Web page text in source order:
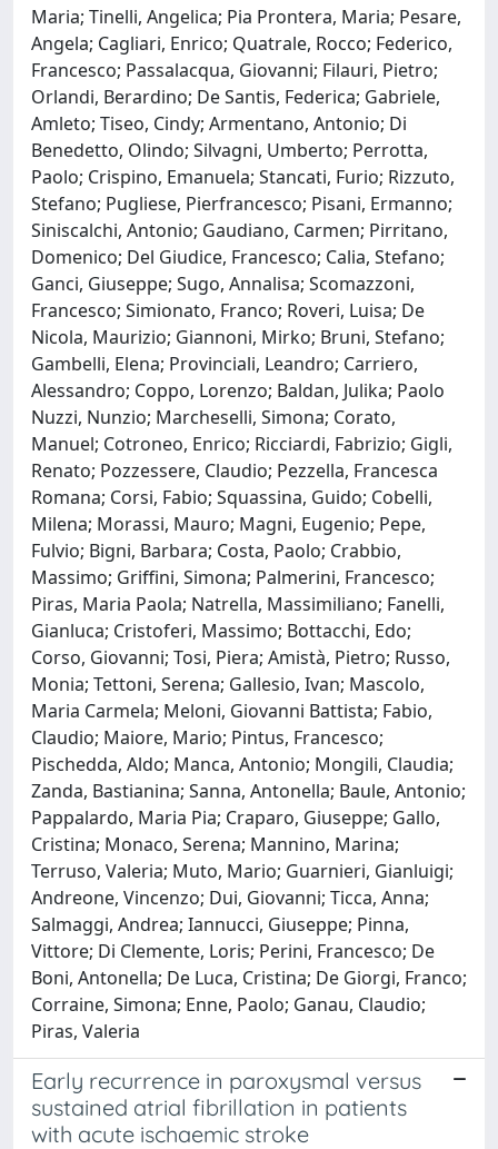
Maria; Tinelli, Angelica; Pia Prontera, Maria; Pesare,
Angela; Cagliari, Enrico; Quatrale, Rocco; Federico,
Francesco; Passalacqua, Giovanni; Filauri, Pietro;
Orlandi, Berardino; De Santis, Federica; Gabriele,
Amleto; Tiseo, Cindy; Armentano, Antonio; Di
Benedetto, Olindo; Silvagni, Umberto; Perrotta,
Paolo; Crispino, Emanuela; Stancati, Furio; Rizzuto,
Stefano; Pugliese, Pierfrancesco; Pisani, Ermanno;
Siniscalchi, Antonio; Gaudiano, Carmen; Pirritano,
Domenico; Del Giudice, Francesco; Calia, Stefano;
Ganci, Giuseppe; Sugo, Annalisa; Scomazzoni,
Francesco; Simionato, Franco; Roveri, Luisa; De
Nicola, Maurizio; Giannoni, Mirko; Bruni, Stefano;
Gambelli, Elena; Provinciali, Leandro; Carriero,
Alessandro; Coppo, Lorenzo; Baldan, Julika; Paolo
Nuzzi, Nunzio; Marcheselli, Simona; Corato,
Manuel; Cotroneo, Enrico; Ricciardi, Fabrizio; Gigli,
Renato; Pozzessere, Claudio; Pezzella, Francesca
Romana; Corsi, Fabio; Squassina, Guido; Cobelli,
Milena; Morassi, Mauro; Magni, Eugenio; Pepe,
Fulvio; Bigni, Barbara; Costa, Paolo; Crabbio,
Massimo; Griffini, Simona; Palmerini, Francesco;
Piras, Maria Paola; Natrella, Massimiliano; Fanelli,
Gianluca; Cristoferi, Massimo; Bottacchi, Edo;
Corso, Giovanni; Tosi, Piera; Amistà, Pietro; Russo,
Monia; Tettoni, Serena; Gallesio, Ivan; Mascolo,
Maria Carmela; Meloni, Giovanni Battista; Fabio,
Claudio; Maiore, Mario; Pintus, Francesco;
Pischedda, Aldo; Manca, Antonio; Mongili, Claudia;
Zanda, Bastianina; Sanna, Antonella; Baule, Antonio;
Pappalardo, Maria Pia; Craparo, Giuseppe; Gallo,
Cristina; Monaco, Serena; Mannino, Marina;
Terruso, Valeria; Muto, Mario; Guarnieri, Gianluigi;
Andreone, Vincenzo; Dui, Giovanni; Ticca, Anna;
Salmaggi, Andrea; Iannucci, Giuseppe; Pinna,
Vittore; Di Clemente, Loris; Perini, Francesco; De
Boni, Antonella; De Luca, Cristina; De Giorgi, Franco;
Corraine, Simona; Enne, Paolo; Ganau, Claudio;
Piras, Valeria
Early recurrence in paroxysmal versus
sustained atrial fibrillation in patients
with acute ischaemic stroke